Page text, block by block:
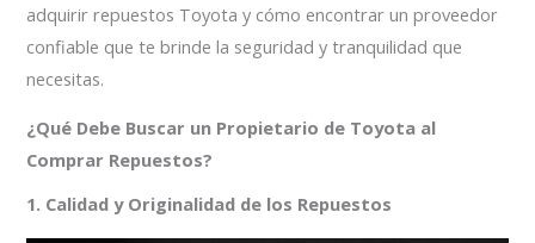
adquirir repuestos Toyota y cómo encontrar un proveedor
confiable que te brinde la seguridad y tranquilidad que
necesitas.
¿Qué Debe Buscar un Propietario de Toyota al
Comprar Repuestos?
1. Calidad y Originalidad de los Repuestos